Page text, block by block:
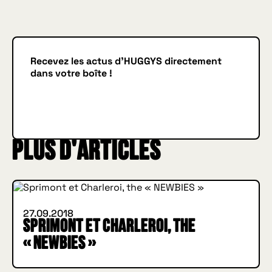
Recevez les actus d'HUGGYS directement
dans votre boîte !
Plus d'articles
INSIDE HUGGYS
27.09.2018
Sprimont et Charleroi, the
« NEWBIES »
IN BURGER WE TRUST